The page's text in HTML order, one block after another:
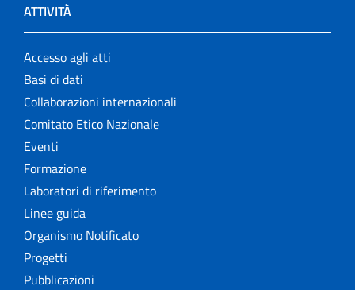
ATTIVITÀ
Accesso agli atti
Basi di dati
Collaborazioni internazionali
Comitato Etico Nazionale
Eventi
Formazione
Laboratori di riferimento
Linee guida
Organismo Notificato
Progetti
Pubblicazioni